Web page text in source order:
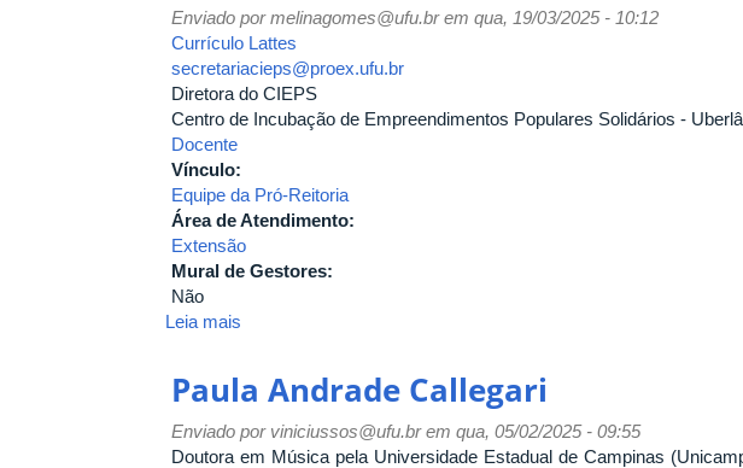
Enviado pormelinagomes@ufu.brem qua, 19/03/2025 - 10:12
Currículo Lattes
secretariacieps@proex.ufu.br
Diretora do CIEPS
Centro de Incubação de Empreendimentos Populares Solidários -
Docente
Vínculo:
Equipe da Pró-Reitoria
Área de Atendimento:
Extensão
Mural de Gestores:
Não
Leia mais
Oliveira
Paula Andrade Callegari
Enviado por viniciussos@ufu.brem qua, 05/02/2025 - 09:55
Doutora em Música pela Universidade Estadual de Campinas